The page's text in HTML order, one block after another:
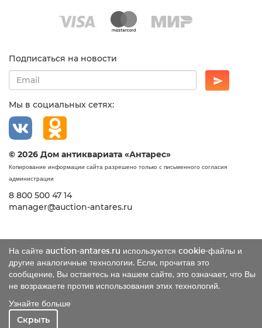
На сайте auction-antares.ru используются cookie-файлы и
другие аналогичные технологии. Если, прочитав это
сообщение, Вы остаетесь на нашем сайте, это означает, что Вы
не возражаете против использования этих технологий.
Узнайте больше
Скрыть
Подписаться на новости
Мы в социальных сетях:
© 2026 Дом антиквариата «Антарес»
Копирование информации сайта разрешено только с письменного согласия
администрации
8 800 500 47 14
manager@auction-antares.ru